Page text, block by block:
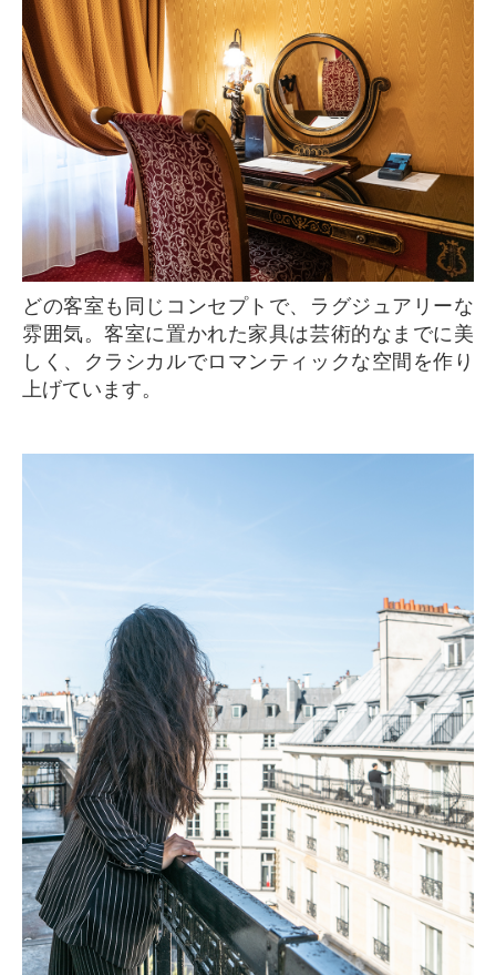
どの客室も同じコンセプトで、ラグジュアリーな
雰囲気。客室に置かれた家具は芸術的なまでに美
しく、クラシカルでロマンティックな空間を作り
上げています。